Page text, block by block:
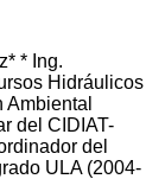
* Ing.
Hidráulicos
del CIDIAT-
del
ULA (2004-